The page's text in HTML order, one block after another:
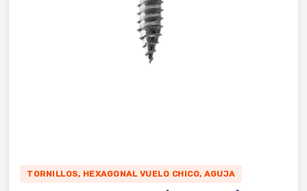
TORNILLOS, HEXAGONAL VUELO CHICO, AGUJA